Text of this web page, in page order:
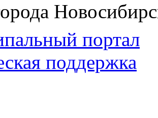
портал
поддержка